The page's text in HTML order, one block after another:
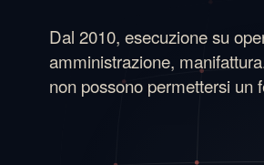
Dal 2010, esecuzione su
amministrazione,
non possono permettersi un